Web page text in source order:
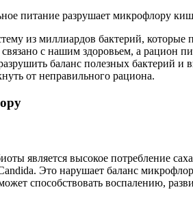
из миллиардов бактерий,
с нашим здоровьем, а рацион
баланс полезных бактерий и
от неправильного рациона.
является высокое потребление
Это нарушает баланс
способствовать воспалению,